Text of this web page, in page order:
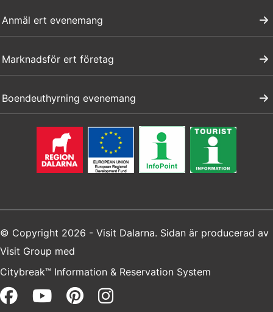
Anmäl ert evenemang
Marknadsför ert företag
Boendeuthyrning evenemang
© Copyright 2026 - Visit Dalarna. Sidan är producerad av
Visit Group med
Citybreak™ Information & Reservation System
Facebook (opens in a new
Youtube (opens in a new
Pinterest (opens in a
Instagram (opens